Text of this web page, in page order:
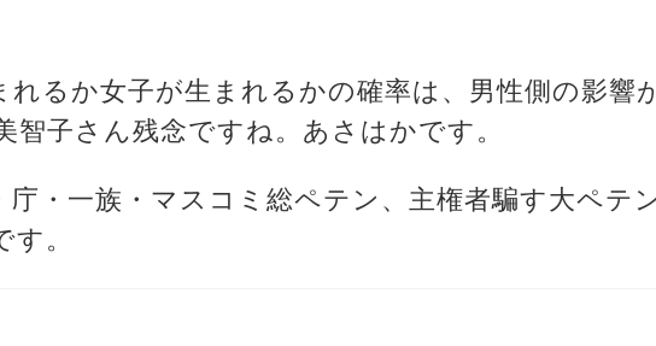
れるか女子が生まれるかの確率は、男性側の影響
智子さん残念ですね。あさはかです。
庁・一族・マスコミ総ペテン、主権者騙す大ペテ
す。